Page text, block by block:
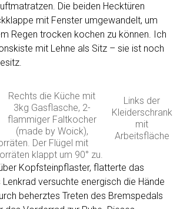
Die beiden Hecktüren
mit Fenster umgewandelt, um
Regen trocken kochen zu können. Ich
mit Lehne als Sitz – sie ist noch
Links der
Kleiderschrank
mit
Arbeitsfläche
Rechts die Küche mit
3kg Gasflasche, 2-
flammiger Faltkocher
(made by Woick),
Der Flügel mit
klappt um 90° zu.
Kopfsteinpflaster, flatterte das
versuchte energisch die Hände
beherztes Treten des Bremspedals